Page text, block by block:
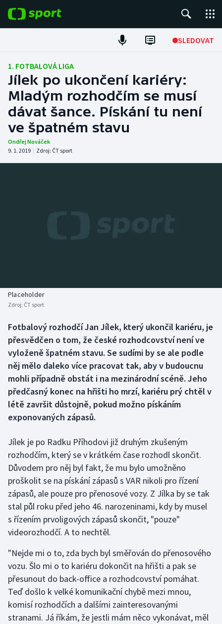
SLEDOVAT
Fotbal
Hokej
Tenis
Atletika
Boby a skeleton
Box
Curling
Dostihy
Florbal
Futsal
Golf
Gymnastika
Házená
Jezdectví
Judo
Krasobruslení
Lezení
Lyže a snowboard
AZ kvíz
1. FOTBALOVÁ LIGA
Jílek po ukončení kariéry:
Mladým rozhodčím se musí
dávat šance. Pískání tu není
ve špatném stavu
Ondřej Nováček
9. 1. 2019 | Zdroj: ČT sport
Placeholder
Zdroj: ČT sport
Fotbalový rozhodčí Jan Jílek, který ukončil kariéru, je
přesvědčen o tom, že české rozhodcovství není ve
vyloženě špatném stavu. Se sudími by se ale podle
něj mělo daleko více pracovat tak, aby v budoucnu
mohli případně obstát i na mezinárodní scéně. Jeho
předčasný konec na hřišti ho mrzí, kariéru prý chtěl v
létě završit důstojně, pokud možno pískáním
exponovaných zápasů.
Jílek je po Radku Příhodovi již druhým zkušeným
rozhodčím, který se v krátkém čase rozhodl skončit.
Důvodem pro něj byl fakt, že mu bylo umožněno
proškolit se na pískání zápasů s VAR nikoli pro řízení
zápasů, ale pouze pro přenosové vozy. Z Jílka by se tak
stal půl roku před jeho 46. narozeninami, kdy by musel
s řízením prvoligových zápasů skončit, "pouze"
videorozhodčí. A to nechtěl.
"Nejde mi o to, zda bych byl směřován do přenosového
vozu. Šlo mi o to kariéru dokončit na hřišti a pak se
přesunout do back-office a rozhodcovství pomáhat.
Teď došlo k velké komunikační chybě mezi mnou,
komisí rozhodčích a dalšími zainteresovanými
stranami. Já říkám, že jestli mám něco vykonávat, měl